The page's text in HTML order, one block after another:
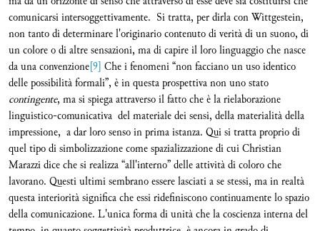
comunicarsi intersoggettivamente. Si tratta, per dirla con Wittgestein,
non tanto di determinare l'originario contenuto di verità di un suono, di
un colore o di altre sensazioni, ma di capire il loro linguaggio che nasce
da una convenzione[9] Che i fenomeni “non facciano un uso identico
delle possibilità formali”, è in questa prospettiva non uno stato
contingente, ma si spiega attraverso il fatto che è la rielaborazione
linguistico-comunicativa del materiale dei sensi, della materialità della
impressione, a dar loro senso in prima istanza. Qui si tratta proprio di
quel tipo di simbolizzazione come spazializzazione di cui Christian
Marazzi dice che si realizza “all'interno” delle attività di coloro che
lavorano. Questi ultimi sembrano essere lasciati a se stessi, ma in realtà
questa interiorità significa che essi ridefiniscono continuamente lo spazio
della comunicazione. L'unica forma di unità che la coscienza interna del